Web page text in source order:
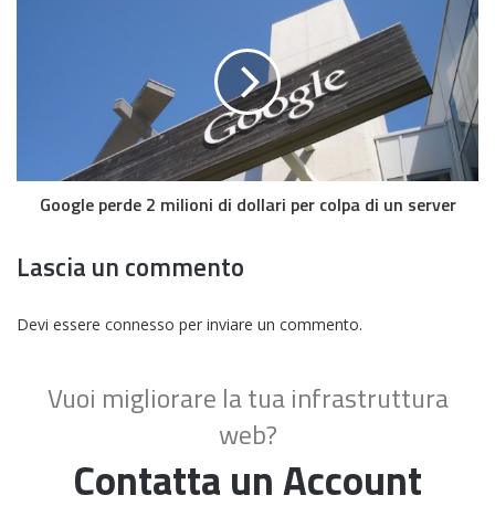
Google perde 2 milioni di dollari per colpa di un server
Lascia un commento
Devi essere connesso per inviare un commento.
Vuoi migliorare la tua infrastruttura
web?
Contatta un Account